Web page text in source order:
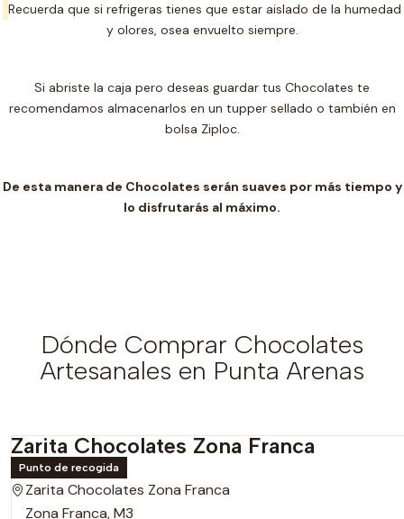
Recuerda que si refrigeras tienes que estar aislado de la humedad
y olores, osea envuelto siempre.
Si abriste la caja pero deseas guardar tus Chocolates te
recomendamos almacenarlos en un tupper sellado o también en
bolsa Ziploc.
De esta manera de Chocolates serán suaves por más tiempo y
lo disfrutarás al máximo.
Dónde Comprar Chocolates
Artesanales en Punta Arenas
Zarita Chocolates Zona Franca
Punto de recogida
Zarita Chocolates Zona Franca
Zona Franca, M3